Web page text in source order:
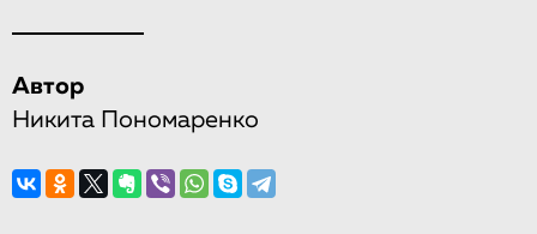
Автор
Никита Пономаренко